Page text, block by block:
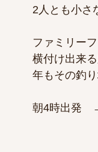
2人とも小さ
ファミリー
横付け出来
年もその釣
朝4時出発　